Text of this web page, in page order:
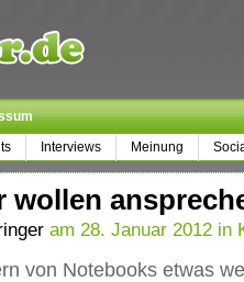
Interviews Meinung
wollen
am 28. Januar 2012 in
von Notebooks etwas